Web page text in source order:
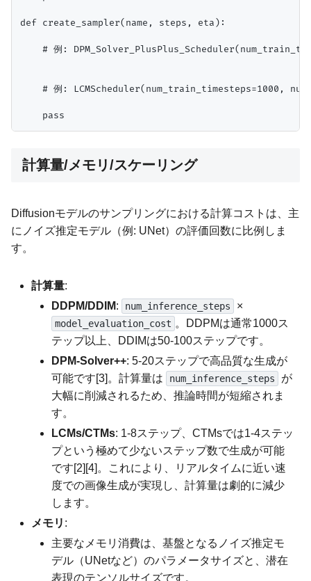
def create_sampler(name, steps, eta):
# 例:
# 例: LCMScheduler(num_train_timesteps=1000,
計算量/メモリ/スケーリング
Diffusionモデルのサンプリングにおける計算コストは、主
にノイズ推定モデル（例: UNet）の評価回数に比例しま
す。
計算量:
DDPM/DDIM: num_inference_steps ×
model_evaluation_cost 。DDPMは通常1000ス
テップ以上、DDIMは50-100ステップです。
DPM-Solver++: 5-20ステップで高品質な生成が
可能です[3]。計算量は
num_inference_steps
が
大幅に削減されるため、推論時間が短縮されま
す。
LCMs/CTMs: 1-8ステップ、CTMsでは1-4ステッ
プという極めて少ないステップ数で生成が可能
です[2][4]。これにより、リアルタイムに近い速
度での画像生成が実現し、計算量は劇的に減少
します。
メモリ :
主要なメモリ消費は、基盤となるノイズ推定モ
デル（UNetなど）のパラメータサイズと、潜在
表現のテンソルサイズです。